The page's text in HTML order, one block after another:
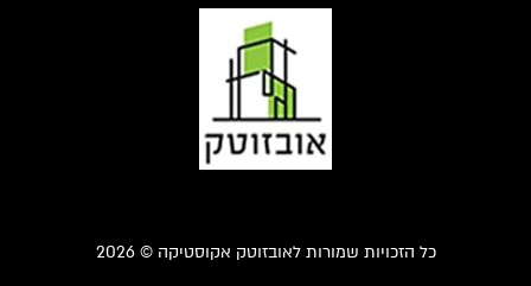
כל הזכויות שמורות לאובזוטק אקוסטיקה © 2026